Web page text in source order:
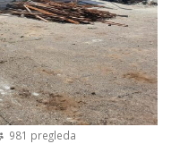
981 pregleda